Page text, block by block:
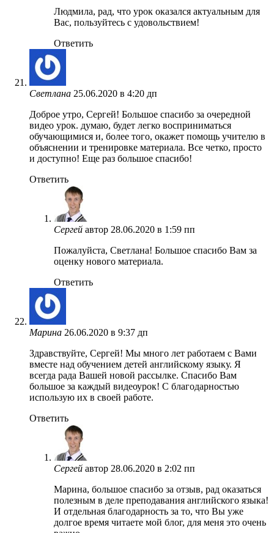
Людмила, рад, что урок оказался актуальным для
Вас, пользуйтесь с удовольствием!
Ответить
Светлана 25.06.2020 в 4:20 дп
Доброе утро, Сергей! Большое спасибо за очередной
видео урок. думаю, будет легко восприниматься
обучающимися и, более того, окажет помощь учителю в
объяснении и тренировке материала. Все четко, просто
и доступно! Еще раз большое спасибо!
Ответить
Сергей автор 28.06.2020 в 1:59 пп
Пожалуйста, Светлана! Большое спасибо Вам за
оценку нового материала.
Ответить
Марина 26.06.2020 в 9:37 дп
Здравствуйте, Сергей! Мы много лет работаем с Вами
вместе над обучением детей английскому языку. Я
всегда рада Вашей новой рассылке. Спасибо Вам
большое за каждый видеоурок! С благодарностью
использую их в своей работе.
Ответить
Сергей автор 28.06.2020 в 2:02 пп
Марина, большое спасибо за отзыв, рад оказаться
полезным в деле преподавания английского языка!
И отдельная благодарность за то, что Вы уже
долгое время читаете мой блог, для меня это очень